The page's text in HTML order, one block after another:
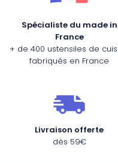
Spécialiste du made in
France
+ de 400 ustensiles de
fabriqués en France
Livraison offerte
dès 59€